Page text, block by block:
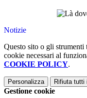
Notizie
Questo sito o gli
cookie necessari al
COOKIE POLICY.
Personalizza Rifiuta tutti
Gestione cookie